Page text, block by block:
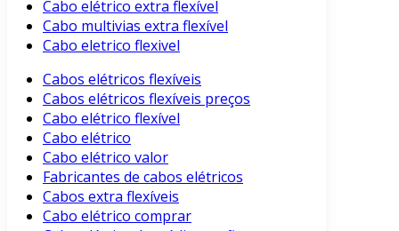
Cabo elétrico extra flexível
Cabo multivias extra flexível
Cabo eletrico flexivel
Cabos elétricos flexíveis
Cabos elétricos flexíveis preços
Cabo elétrico flexível
Cabo elétrico
Cabo elétrico valor
Fabricantes de cabos elétricos
Cabos extra flexíveis
Cabo elétrico comprar